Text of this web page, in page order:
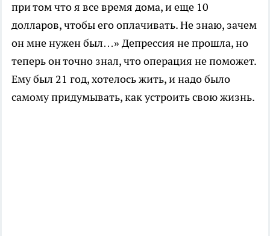
при том что я все время дома, и еще 10
долларов, чтобы его оплачивать. Не знаю, зачем
он мне нужен был…» Депрессия не прошла, но
теперь он точно знал, что операция не поможет.
Ему был 21 год, хотелось жить, и надо было
самому придумывать, как устроить свою жизнь.